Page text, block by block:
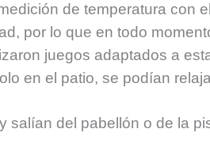
de temperatura con
por lo que en todo
juegos adaptados a
en el patio, se podían
salían del pabellón o de la